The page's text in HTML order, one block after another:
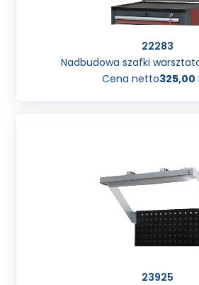
22283
Nadbudowa szafki
Cena netto325,00
23925